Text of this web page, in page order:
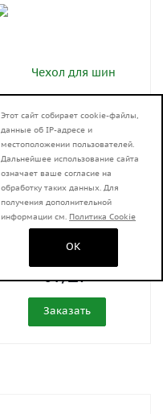
Чехол для шин
универсальный
облегченный AMS BAG
Lite 2000мм
Предзаказ
0₽/шт
Заказать
Этот сайт собирает cookie-файлы,
данные об IP-адресе и
местоположении пользователей.
Дальнейшее использование сайта
означает ваше согласие на
обработку таких данных. Для
получения дополнительной
информации см. Политика Cookie
OK